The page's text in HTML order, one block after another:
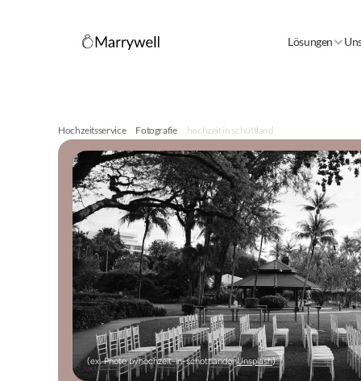
Lösungen
Hochzeitsservice Fotografie hochzeit in schottland
(ex: Photo byhochzeit-in-schottlandonUnsplash)